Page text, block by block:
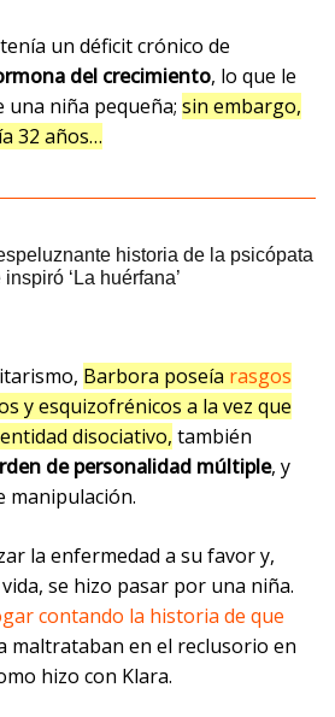
un déficit crónico de
del crecimiento, lo que le
una niña pequeña; sin embargo,
32 años…
Barbora poseía rasgos
y esquizofrénicos a la vez que
disociativo, también
de personalidad múltiple, y
manipulación.
la enfermedad a su favor y,
se hizo pasar por una niña.
contando la historia de que
maltrataban en el reclusorio en
hizo con Klara.